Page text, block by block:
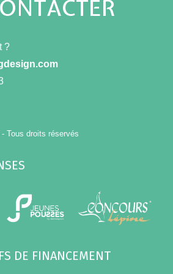
?
Tous droits réservés
DE FINANCEMENT